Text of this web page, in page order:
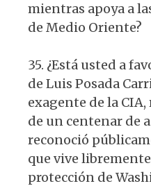
mientras apoya a
de Medio Oriente?
35. ¿Está usted a
de Luis Posada
exagente de la
de un centenar de
reconoció
que vive
protección de